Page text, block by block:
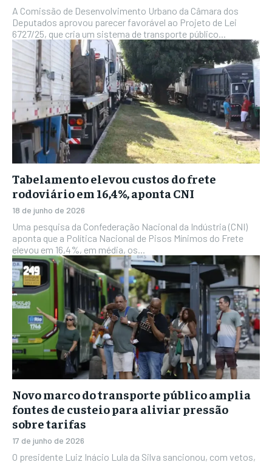
A Comissão de Desenvolvimento Urbano da Câmara dos
Deputados aprovou parecer favorável ao Projeto de Lei
6727/25, que cria um sistema de transporte público...
Tabelamento elevou custos do frete
rodoviário em 16,4%, aponta CNI
18 de junho de 2026
Uma pesquisa da Confederação Nacional da Indústria (CNI)
aponta que a Política Nacional de Pisos Mínimos do Frete
elevou em 16,4%, em média, os...
Novo marco do transporte público amplia
fontes de custeio para aliviar pressão
sobre tarifas
17 de junho de 2026
O presidente Luiz Inácio Lula da Silva sancionou, com vetos,